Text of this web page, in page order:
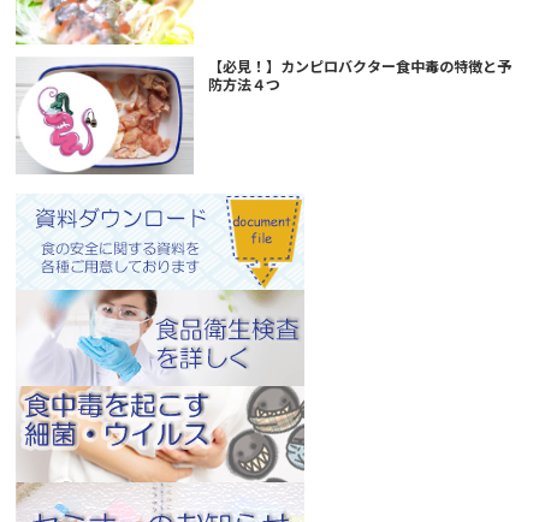
【必見！】カンピロバクター食中毒の特徴と予
防方法４つ